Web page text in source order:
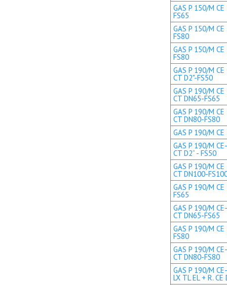
GAS P 150/M
FS65
GAS P 150/M
FS80
GAS P 150/M
FS80
GAS P 190/M CE
CT D2"-FS50
GAS P 190/M CE
CT DN65-FS65
GAS P 190/M CE
CT DN80-FS80
GAS P 190/M CE
GAS P 190/M
CT D2” - FS50
GAS P 190/M CE
CT DN100-
GAS P 190/M
FS65
GAS P 190/M
CT DN65-FS65
GAS P 190/M
FS80
GAS P 190/M
CT DN80-FS80
GAS P 190/M CE-
LX TL EL + R. CE